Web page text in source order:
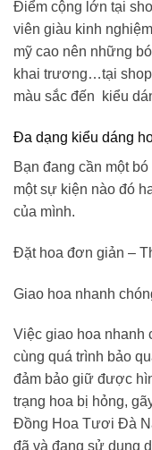
Điểm cộng lớn tại
viên giàu kinh
mỹ cao nên những
khai trương…tại
màu sắc đến kiểu
Đa dạng kiểu dáng
Bạn đang cần một
một sự kiện nào đó
của mình.
Đặt hoa đơn giản –
Giao hoa nhanh
Việc giao hoa nhanh
cùng quá trình bảo
đảm bảo giữ được
trạng hoa bị hỏng,
Đồng Hoa Tươi Đà
đã và đang sử dụng